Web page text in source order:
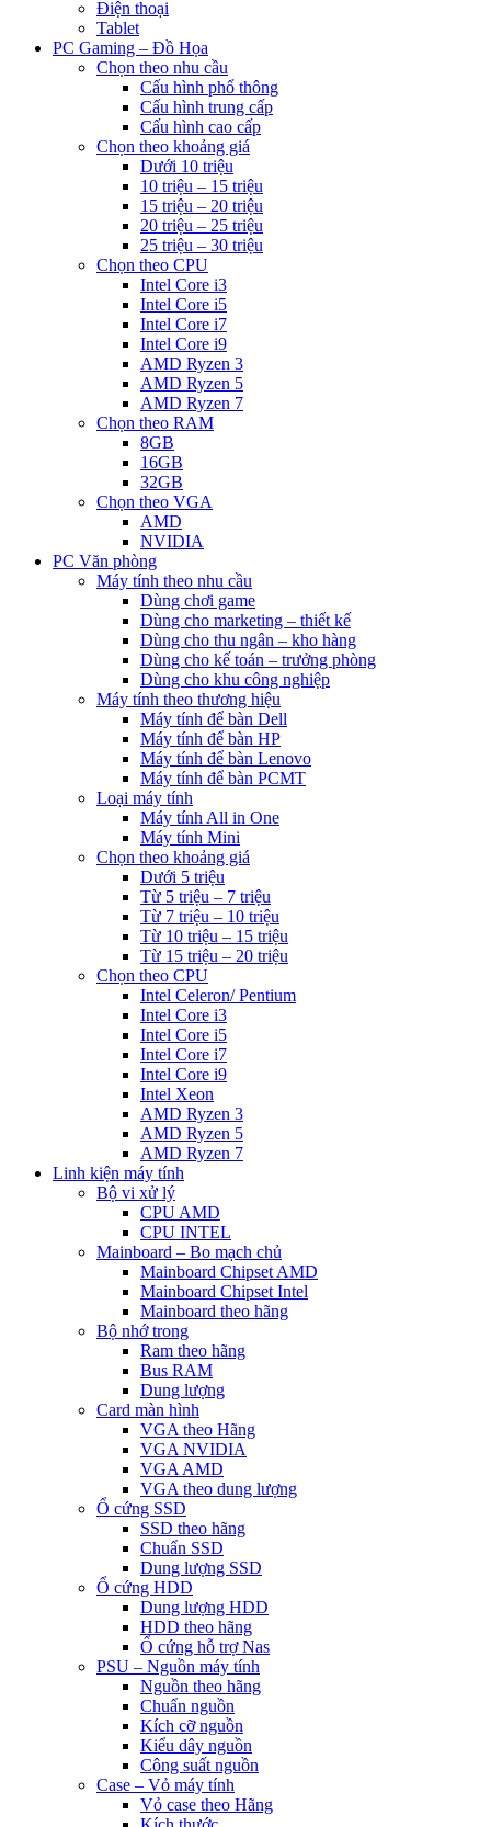
Điện thoại
Tablet
PC Gaming – Đồ Họa
Chọn theo nhu cầu
Cấu hình phổ thông
Cấu hình trung cấp
Cấu hình cao cấp
Chọn theo khoảng giá
Dưới 10 triệu
10 triệu – 15 triệu
15 triệu – 20 triệu
20 triệu – 25 triệu
25 triệu – 30 triệu
Chọn theo CPU
Intel Core i3
Intel Core i5
Intel Core i7
Intel Core i9
AMD Ryzen 3
AMD Ryzen 5
AMD Ryzen 7
Chọn theo RAM
8GB
16GB
32GB
Chọn theo VGA
AMD
NVIDIA
PC Văn phòng
Máy tính theo nhu cầu
Dùng chơi game
Dùng cho marketing – thiết kế
Dùng cho thu ngân – kho hàng
Dùng cho kế toán – trưởng phòng
Dùng cho khu công nghiệp
Máy tính theo thương hiệu
Máy tính để bàn Dell
Máy tính để bàn HP
Máy tính để bàn Lenovo
Máy tính để bàn PCMT
Loại máy tính
Máy tính All in One
Máy tính Mini
Chọn theo khoảng giá
Dưới 5 triệu
Từ 5 triệu – 7 triệu
Từ 7 triệu – 10 triệu
Từ 10 triệu – 15 triệu
Từ 15 triệu – 20 triệu
Chọn theo CPU
Intel Celeron/ Pentium
Intel Core i3
Intel Core i5
Intel Core i7
Intel Core i9
Intel Xeon
AMD Ryzen 3
AMD Ryzen 5
AMD Ryzen 7
Linh kiện máy tính
Bộ vi xử lý
CPU AMD
CPU INTEL
Mainboard – Bo mạch chủ
Mainboard Chipset AMD
Mainboard Chipset Intel
Mainboard theo hãng
Bộ nhớ trong
Ram theo hãng
Bus RAM
Dung lượng
Card màn hình
VGA theo Hãng
VGA NVIDIA
VGA AMD
VGA theo dung lượng
Ổ cứng SSD
SSD theo hãng
Chuẩn SSD
Dung lượng SSD
Ổ cứng HDD
Dung lượng HDD
HDD theo hãng
Ổ cứng hỗ trợ Nas
PSU – Nguồn máy tính
Nguồn theo hãng
Chuẩn nguồn
Kích cỡ nguồn
Kiểu dây nguồn
Công suất nguồn
Case – Vỏ máy tính
Vỏ case theo Hãng